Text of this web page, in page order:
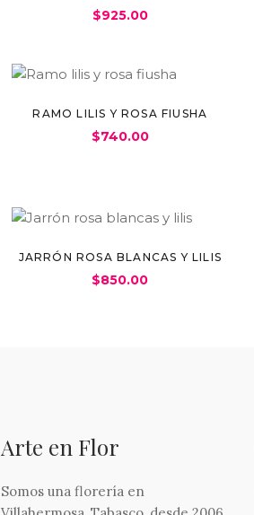
$925.00
RAMO LILIS Y ROSA FIUSHA
$740.00
JARRÓN ROSA BLANCAS Y LILIS
$850.00
Arte en Flor
Somos una florería en